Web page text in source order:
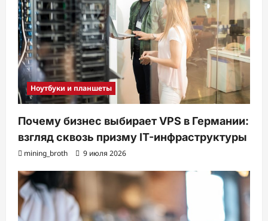
Ноутбуки и планшеты
Почему бизнес выбирает VPS в Германии:
взгляд сквозь призму IT-инфраструктуры
mining_broth 9 июля 2026